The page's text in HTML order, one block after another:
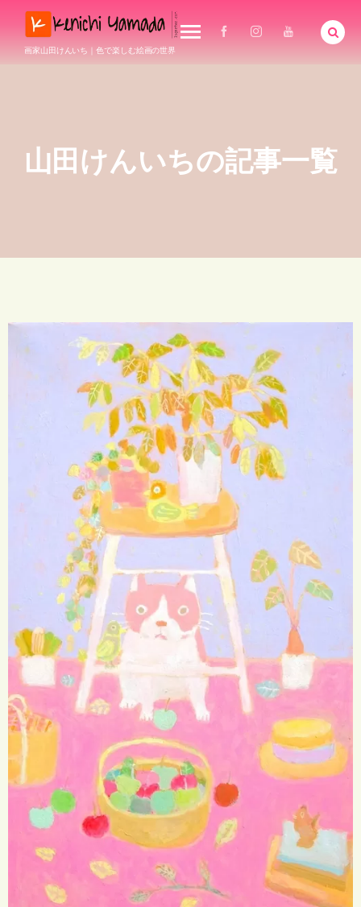
画家山田けんいち｜色で楽しむ絵画の世界
山田けんいちの記事一覧